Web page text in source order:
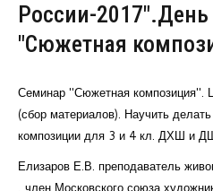
Училище
Поступающим
Подготовка
Образование
России-
"Сюжетная
Семинар "Сюжетная композиция".
(сбор материалов). Научить
композиции для 3 и 4 кл. ДХШ и
Елизаров Е.В. преподаватель
, член Московского союза